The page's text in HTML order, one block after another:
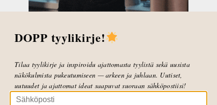
DOPP tyylikirje!
Tilaa tyylikirje ja inspiroidu ajattomasta tyylistä sekä uusista
näkökulmista pukeutumiseen — arkeen ja juhlaan. Uutiset,
uutuudet ja ajattomat ideat saapuvat suoraan sähköpostiisi!